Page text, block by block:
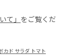
て」 をご覧くだ
カド サラダ トマト